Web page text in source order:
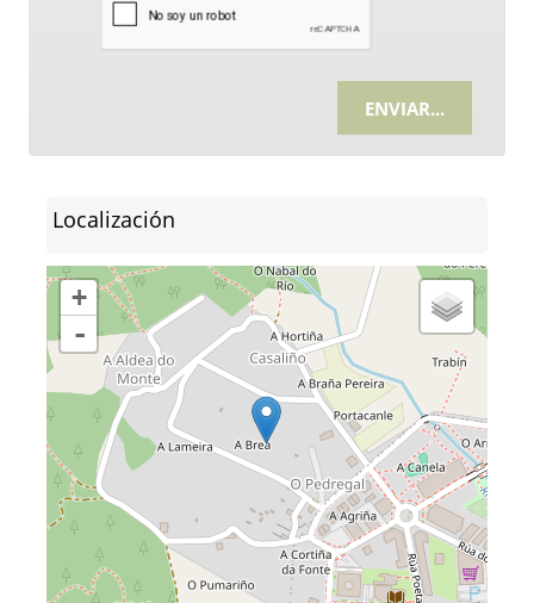
Localización
+
-